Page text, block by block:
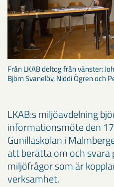
Från LKAB deltog från vänster:
Björn Svanelöv, Niddi Ögren och
LKAB:s miljöavdelning
informationsmöte den
Gunillaskolan i
att berätta om och
miljöfrågor som är
verksamhet.